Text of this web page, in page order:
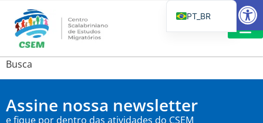
Busca
Assine nossa newsletter
e fique por dentro das atividades do CSEM
PT_BR
IT